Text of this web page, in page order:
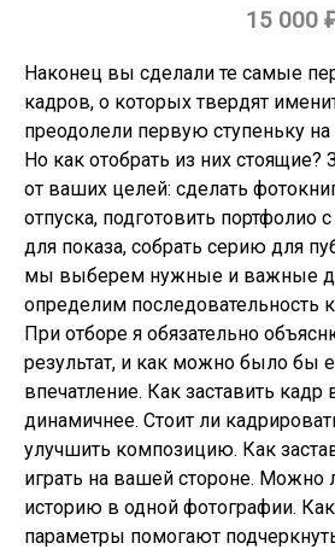
15 000
Наконец вы сделали те самые
кадров, о которых твердят
преодолели первую ступеньку на
Но как отобрать из них стоящие?
от ваших целей: сделать
отпуска, подготовить портфолио
для показа, собрать серию для
мы выберем нужные и важные
определим последовательность
При отборе я обязательно
результат, и как можно было бы
впечатление. Как заставить кадр
динамичнее. Стоит ли
улучшить композицию. Как
играть на вашей стороне. Можно
историю в одной фотографии.
параметры помогают